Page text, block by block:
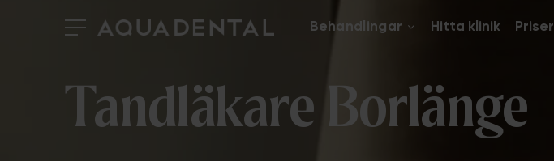
Behandlingar Hitta klinik Priser
Tandläkare Borlänge